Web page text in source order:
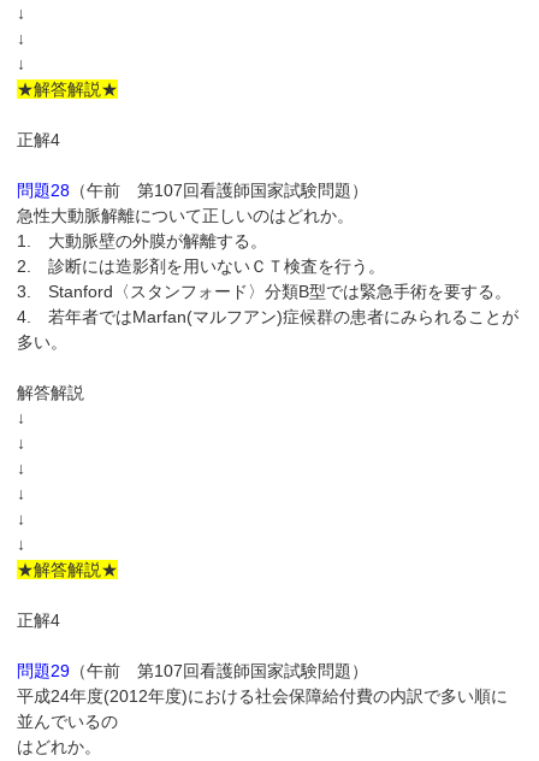
↓
↓
↓
★解答解説★
正解4
問題28 （午前 第107回看護師国家試験問題）
急性大動脈解離について正しいのはどれか。
1. 大動脈壁の外膜が解離する。
2. 診断には造影剤を用いないＣＴ検査を行う。
3. Stanford〈スタンフォード〉分類B型では緊急手術を要する。
4. 若年者ではMarfan(マルフアン)症候群の患者にみられることが
多い。
解答解説
↓
↓
↓
↓
↓
↓
★解答解説★
正解4
問題29 （午前 第107回看護師国家試験問題）
平成24年度(2012年度)における社会保障給付費の内訳で多い順に
並んでいるの
はどれか。